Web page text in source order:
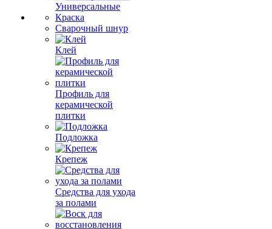
Универсальные
Краска
Сварочный шнур
Клей
Профиль для
керамической
плитки
Подложка
Крепеж
Средства для ухода
за полами